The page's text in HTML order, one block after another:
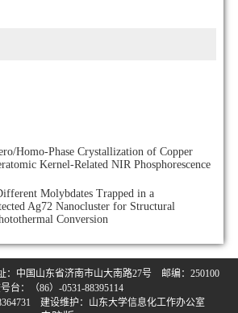
Homo-Phase Crystallization of Copper
Kernel-Related NIR Phosphorescence
Molybdates Trapped in a
Ag72 Nanocluster for Structural
Conversion
中国山东省济南市山大南路27号 邮编：250100
台：（86）-0531-88395114
建设维护：山东大学信息化工作办公室